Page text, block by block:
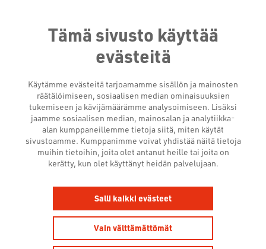
Tämä sivusto käyttää
evästeitä
Käytämme evästeitä tarjoamamme sisällön ja mainosten
räätälöimiseen, sosiaalisen median ominaisuuksien
tukemiseen ja kävijämäärämme analysoimiseen. Lisäksi
jaamme sosiaalisen median, mainosalan ja analytiikka-
alan kumppaneillemme tietoja siitä, miten käytät
sivustoamme. Kumppanimme voivat yhdistää näitä tietoja
muihin tietoihin, joita olet antanut heille tai joita on
kerätty, kun olet käyttänyt heidän palvelujaan.
Salli kaikki evästeet
Vain välttämättömät
TAPAHTUMAT JA
KOULUTUKSET